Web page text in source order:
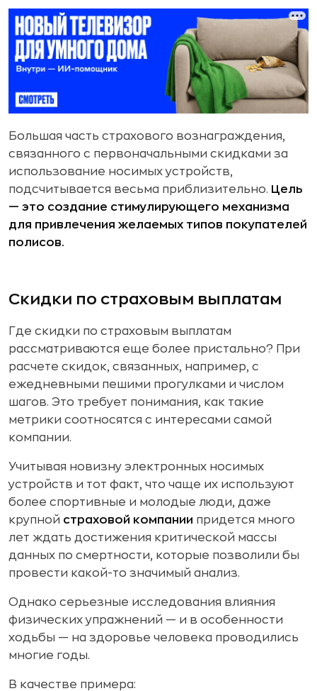
Большая часть страхового вознаграждения,
связанного с первоначальными скидками за
использование носимых устройств,
подсчитывается весьма приблизительно. Цель
— это создание стимулирующего механизма
для привлечения желаемых типов покупателей
полисов.
Скидки по страховым выплатам
Где скидки по страховым выплатам
рассматриваются еще более пристально? При
расчете скидок, связанных, например, с
ежедневными пешими прогулками и числом
шагов. Это требует понимания, как такие
метрики соотносятся с интересами самой
компании.
Учитывая новизну электронных носимых
устройств и тот факт, что чаще их используют
более спортивные и молодые люди, даже
крупной страховой компании придется много
лет ждать достижения критической массы
данных по смертности, которые позволили бы
провести какой-то значимый анализ.
Однако серьезные исследования влияния
физических упражнений — и в особенности
ходьбы — на здоровье человека проводились
многие годы.
В качестве примера: